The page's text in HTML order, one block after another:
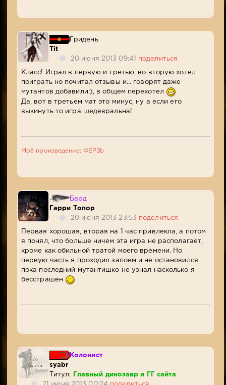
Гридень
Tit
20 июня 2013 09:41 поделиться
Класс! Играл в первую и третью, во вторую хотел
поиграть но почитал отзывы и... говорят даже
мутантов добавили:), в общем перехотел
Да, вот в третьем мат это минус, ну а если его
выкинуть то игра шедевральна!
Моё произведение: ФЕРЗЬ
Бард
Гарри Топор
20 июня 2013 23:53
поделиться
Первая хорошая, вторая на 1 час привлекла, а потом
я понял, что больше ничем эта игра не располагает,
кроме как обильной тратой моего времени. Но
первую часть я проходил запоем и не остановился
пока последний мутантишко не узнал насколько я
бесстрашен
Колонист
syabr
Титул:
Главный динозавр и ГГ сайта